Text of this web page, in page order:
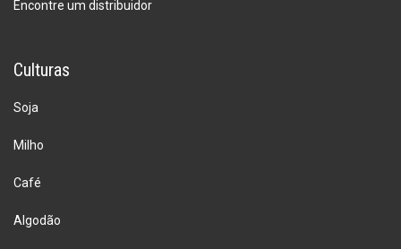
Encontre um distribuidor
Culturas
Soja
Milho
Café
Algodão